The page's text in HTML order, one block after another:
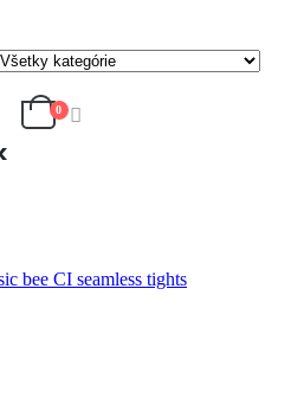
0
bee CI seamless tights